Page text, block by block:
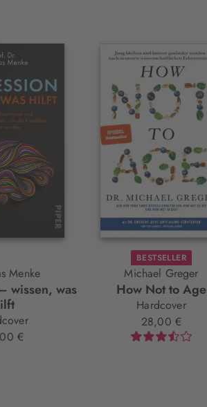
Menke
wissen, was
€
BESTSELLER
Michael Greger
How Not to Age
Hardcover
28,00 €